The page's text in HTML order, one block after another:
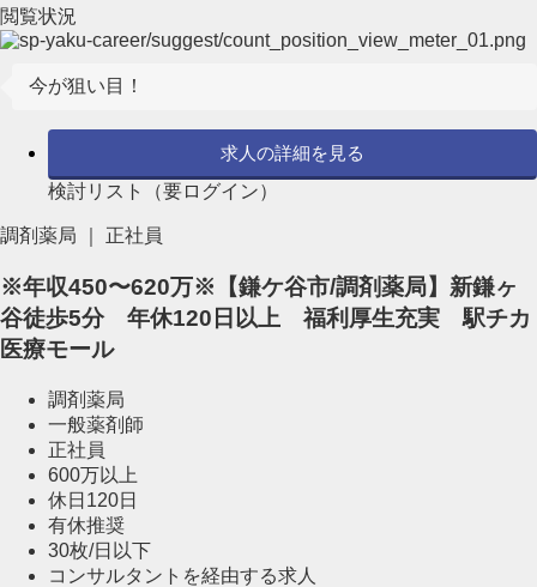
閲覧状況
今が狙い目！
求人の詳細を見る
検討リスト（要ログイン）
調剤薬局 ｜ 正社員
※年収450〜620万※【鎌ケ谷市/調剤薬局】新鎌ヶ
谷徒歩5分 年休120日以上 福利厚生充実 駅チカ
医療モール
調剤薬局
一般薬剤師
正社員
600万以上
休日120日
有休推奨
30枚/日以下
コンサルタントを経由する求人